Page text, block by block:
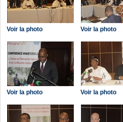
Voir la photo Voir la photo
Voir la photo Voir la photo